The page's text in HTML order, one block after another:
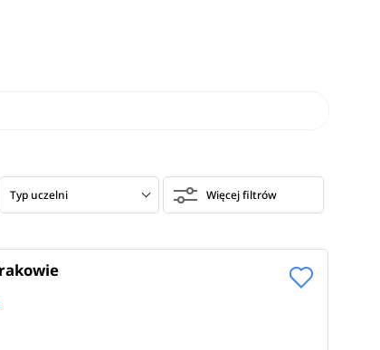
Typ uczelni Więcej filtrów